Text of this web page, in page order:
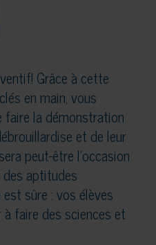
Grâce à cette
en main, vous
la démonstration
et de leur
peut-être l’occasion
aptitudes
sûre : vos élèves
faire des sciences et